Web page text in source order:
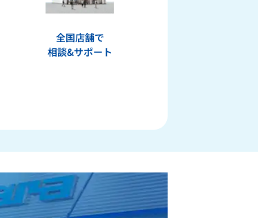
全国店舗で
相談&サポート